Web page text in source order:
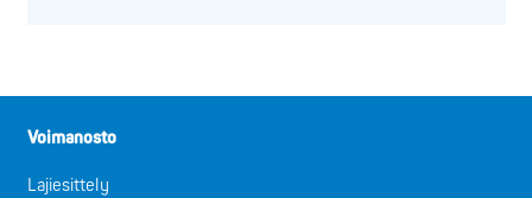
Voimanosto
Lajiesittely